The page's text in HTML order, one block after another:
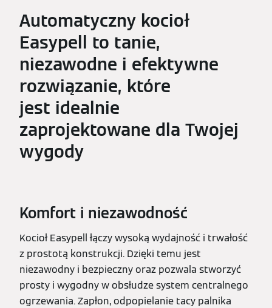
Automatyczny kocioł
Easypell to tanie,
niezawodne i efektywne
rozwiązanie, które
jest idealnie
zaprojektowane dla Twojej
wygody
Komfort i niezawodność
Kocioł Easypell łączy wysoką wydajność i trwałość
z prostotą konstrukcji. Dzięki temu jest
niezawodny i bezpieczny oraz pozwala stworzyć
prosty i wygodny w obsłudze system centralnego
ogrzewania. Zapłon, odpopielanie tacy palnika